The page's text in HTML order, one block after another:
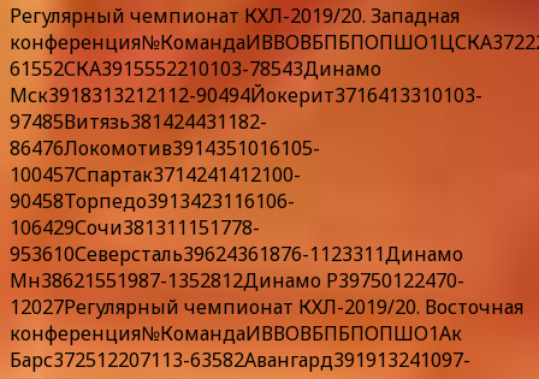
Регулярный чемпионат КХЛ-2019/20. Западная
61552СКА3915552210103-78543Динамо
Мск3918313212112-90494Йокерит3716413310103-
97485Витязь381424431182-
86476Локомотив3914351016105-
100457Спартак3714241412100-
90458Торпедо3913423116106-
106429Сочи381311151778-
953610Северсталь39624361876-1123311Динамо
Мн38621551987-1352812Динамо Р39750122470-
12027Регулярный чемпионат КХЛ-2019/20. Восточная
конференция№КомандаИВВОВБПБПОПШО1Ак
Барс372512207113-63582Авангард391913241097-